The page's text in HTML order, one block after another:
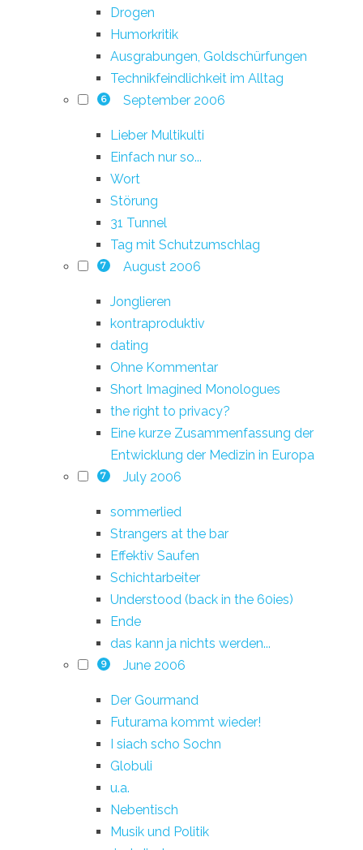
Drogen
Humorkritik
Ausgrabungen, Goldschürfungen
Technikfeindlichkeit im Alltag
6 September 2006
Lieber Multikulti
Einfach nur so...
Wort
Störung
31 Tunnel
Tag mit Schutzumschlag
7 August 2006
Jonglieren
kontraproduktiv
dating
Ohne Kommentar
Short Imagined Monologues
the right to privacy?
Eine kurze Zusammenfassung der
Entwicklung der Medizin in Europa
7 July 2006
sommerlied
Strangers at the bar
Effektiv Saufen
Schichtarbeiter
Understood (back in the 60ies)
Ende
das kann ja nichts werden...
9 June 2006
Der Gourmand
Futurama kommt wieder!
I siach scho Sochn
Globuli
u.a.
Nebentisch
Musik und Politik